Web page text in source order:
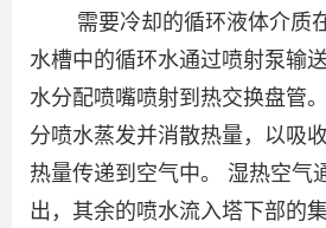
需要冷却的循环液体介质
水槽中的循环水通过喷射泵输
水分配喷嘴喷射到热交换盘管
分喷水蒸发并消散热量，以吸
热量传递到空气中。 湿热空气
出，其余的喷水流入塔下部的